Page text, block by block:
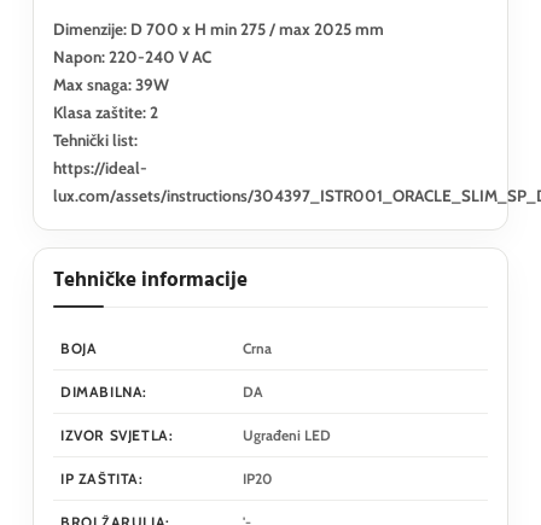
Dimenzije: D 700 x H min 275 / max 2025 mm
Napon: 220-240 V AC
Max snaga: 39W
Klasa zaštite: 2
Tehnički list:
https://ideal-
lux.com/assets/instructions/
Tehničke informacije
BOJA Crna
DIMABILNA: DA
IZVOR SVJETLA: Ugrađeni LED
IP ZAŠTITA: IP20